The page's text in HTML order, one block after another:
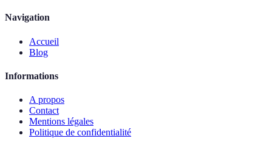
Navigation
Accueil
Blog
Informations
A propos
Contact
Mentions légales
Politique de confidentialité